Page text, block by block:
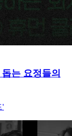
는 요정들의
'